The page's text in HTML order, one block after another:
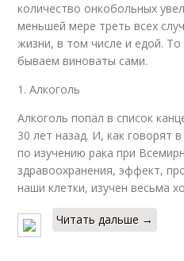
количество онкобольных
меньшей мере треть всех
жизни, в том числе и едой.
бываем виноваты сами.
1. Алкоголь
Алкоголь попал в список
30 лет назад. И, как говорят
по изучению рака при
здравоохранения, эффект,
наши клетки, изучен весьма
Читать дальше →